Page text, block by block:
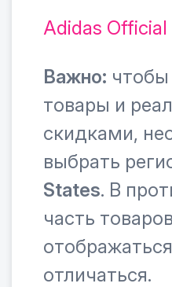
Adidas
Важно: чтобы
товары и
скидками,
выбрать
States. В
часть
отличаться.